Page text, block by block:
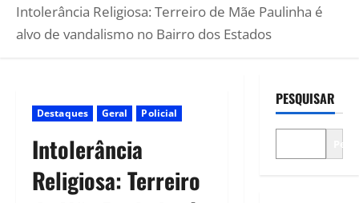
Intolerância Religiosa: Terreiro de Mãe Paulinha é
alvo de vandalismo no Bairro dos Estados
Destaques Geral Policial
Intolerância
Religiosa: Terreiro
PESQUISAR